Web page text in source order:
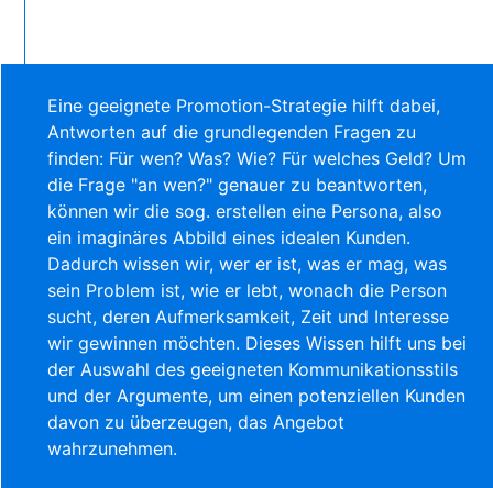
Eine geeignete Promotion-Strategie hilft dabei,
Antworten auf die grundlegenden Fragen zu
finden: Für wen? Was? Wie? Für welches Geld? Um
die Frage "an wen?" genauer zu beantworten,
können wir die sog. erstellen eine Persona, also
ein imaginäres Abbild eines idealen Kunden.
Dadurch wissen wir, wer er ist, was er mag, was
sein Problem ist, wie er lebt, wonach die Person
sucht, deren Aufmerksamkeit, Zeit und Interesse
wir gewinnen möchten. Dieses Wissen hilft uns bei
der Auswahl des geeigneten Kommunikationsstils
und der Argumente, um einen potenziellen Kunden
davon zu überzeugen, das Angebot
wahrzunehmen.